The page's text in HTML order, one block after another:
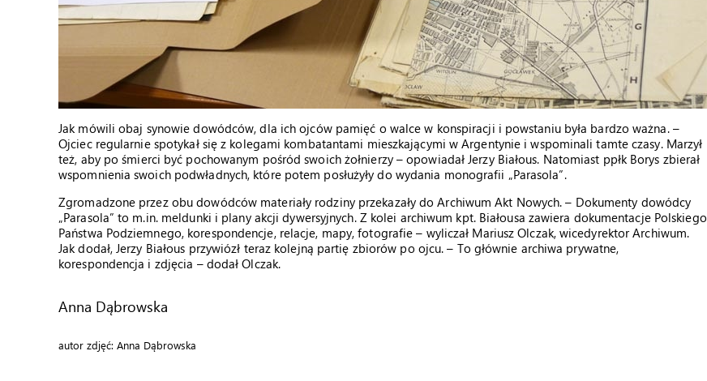
Jak mówili obaj synowie dowódców, dla ich ojców pamięć o walce w konspiracji i powstaniu była bardzo ważna. –
Ojciec regularnie spotykał się z kolegami kombatantami mieszkającymi w Argentynie i wspominali tamte czasy. Marzył
też, aby po śmierci być pochowanym pośród swoich żołnierzy – opowiadał Jerzy Białous. Natomiast ppłk Borys zbierał
wspomnienia swoich podwładnych, które potem posłużyły do wydania monografii „Parasola”.
Zgromadzone przez obu dowódców materiały rodziny przekazały do Archiwum Akt Nowych. – Dokumenty dowódcy
„Parasola” to m.in. meldunki i plany akcji dywersyjnych. Z kolei archiwum kpt. Białousa zawiera dokumentacje Polskiego
Państwa Podziemnego, korespondencje, relacje, mapy, fotografie – wyliczał Mariusz Olczak, wicedyrektor Archiwum.
Jak dodał, Jerzy Białous przywiózł teraz kolejną partię zbiorów po ojcu. – To głównie archiwa prywatne,
korespondencja i zdjęcia – dodał Olczak.
Anna Dąbrowska
autor zdjęć: Anna Dąbrowska